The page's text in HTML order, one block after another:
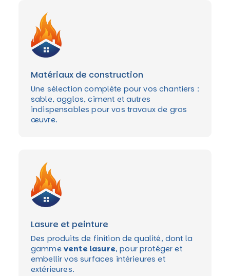
Matériaux de construction
Une sélection complète pour vos chantiers :
sable, agglos, ciment et autres
indispensables pour vos travaux de gros
œuvre.
Lasure et peinture
Des produits de finition de qualité, dont la
gamme vente lasure, pour protéger et
embellir vos surfaces intérieures et
extérieures.